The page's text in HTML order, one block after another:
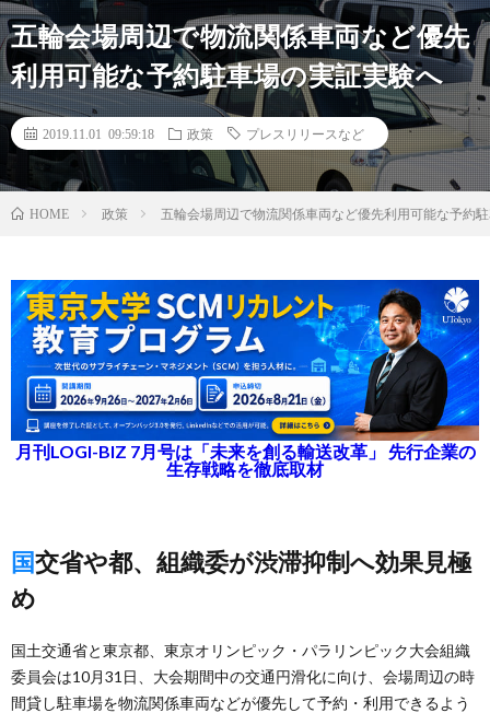
五輪会場周辺で物流関係車両など優先
利用可能な予約駐車場の実証実験へ
2019.11.01 09:59:18 政策 プレスリリースなど
HOME 政策 五輪会場周辺で物流関係車両など優先利用可能な予約
月刊LOGI-BIZ 7月号は「未来を創る輸送改革」 先行企業の
生存戦略を徹底取材
国交省や都、組織委が渋滞抑制へ効果見極
め
国土交通省と東京都、東京オリンピック・パラリンピック大会組織
委員会は10月31日、大会期間中の交通円滑化に向け、会場周辺の時
間貸し駐車場を物流関係車両などが優先して予約・利用できるよう